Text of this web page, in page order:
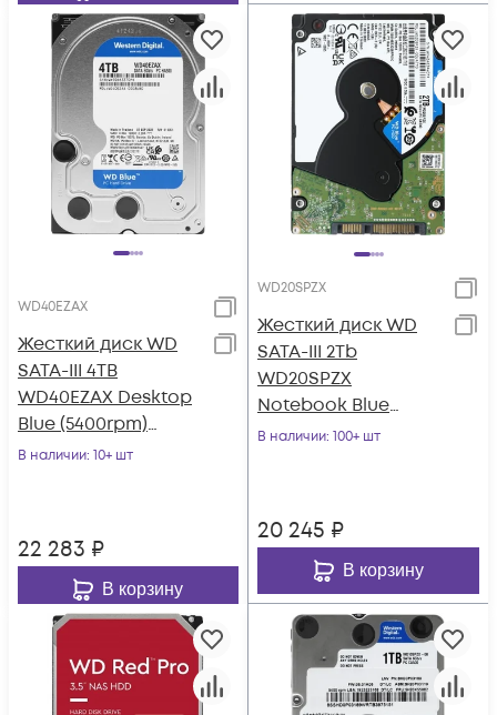
WD40EZAX
Жесткий диск WD
SATA-III 4TB
WD40EZAX Desktop
Blue (5400rpm)
256Mb 3.5"
В наличии: 10+ шт
22 283 ₽
В корзину
WD20SPZX
Жесткий диск WD
SATA-III 2Tb
WD20SPZX
Notebook Blue
(5400rpm) 128Mb 2.5"
В наличии: 100+ шт
20 245 ₽
В корзину